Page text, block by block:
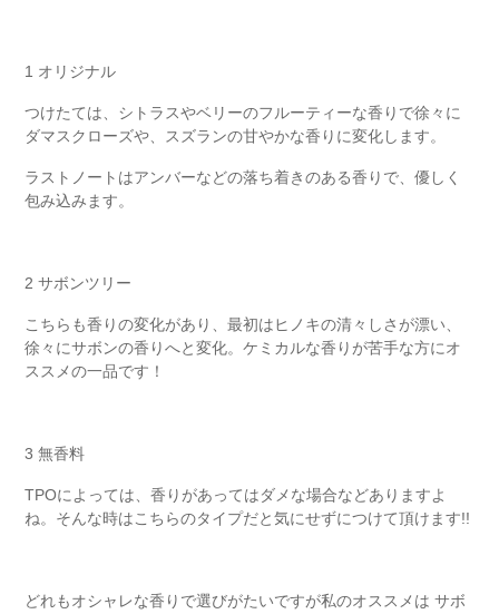
1 オリジナル
つけたては、シトラスやベリーのフルーティーな香りで徐々に
ダマスクローズや、スズランの甘やかな香りに変化します。
ラストノートはアンバーなどの落ち着きのある香りで、優しく
包み込みます。
2 サボンツリー
こちらも香りの変化があり、最初はヒノキの清々しさが漂い、
徐々にサボンの香りへと変化。ケミカルな香りが苦手な方にオ
ススメの一品です！
3 無香料
TPOによっては、香りがあってはダメな場合などありますよ
ね。そんな時はこちらのタイプだと気にせずにつけて頂けます!!
どれもオシャレな香りで選びがたいですが私のオススメは サボ